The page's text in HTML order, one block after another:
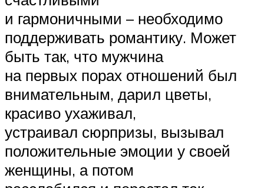
и гармоничными – необходимо
поддерживать романтику. Может
быть так, что мужчина
на первых порах отношений был
внимательным, дарил цветы,
красиво ухаживал,
устраивал сюрпризы, вызывал
положительные эмоции у своей
женщины, а потом